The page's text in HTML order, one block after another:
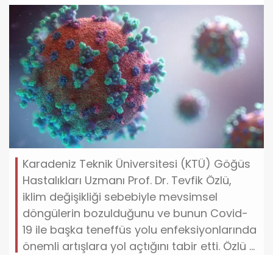
Karadeniz Teknik Üniversitesi (KTÜ) Göğüs
Hastalıkları Uzmanı Prof. Dr. Tevfik Özlü,
iklim değişikliği sebebiyle mevsimsel
döngülerin bozulduğunu ve bunun Covid-
19 ile başka teneffüs yolu enfeksiyonlarında
önemli artışlara yol açtığını tabir etti. Özlü ...